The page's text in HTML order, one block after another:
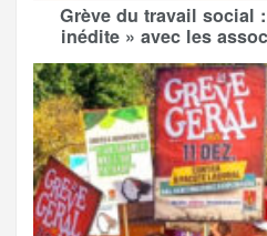
Grève du travail social
inédite » avec les